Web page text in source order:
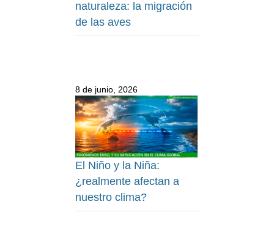
naturaleza: la migración
de las aves
8 de junio, 2026
El Niño y la Niña:
¿realmente afectan a
nuestro clima?